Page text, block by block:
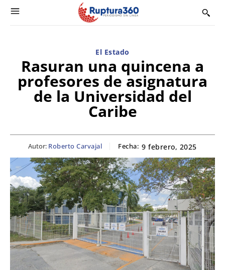
El Estado
Rasuran una quincena a
profesores de asignatura
de la Universidad del
Caribe
Autor: Roberto Carvajal Fecha: 9 febrero, 2025